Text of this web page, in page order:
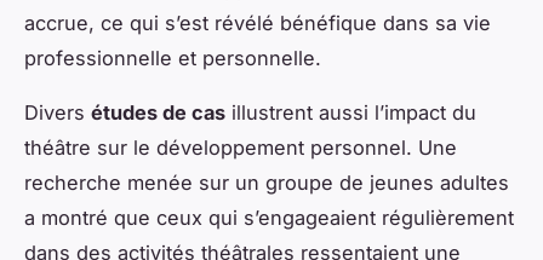
accrue, ce qui s’est révélé bénéfique dans sa vie
professionnelle et personnelle.
Divers études de cas illustrent aussi l’impact du
théâtre sur le développement personnel. Une
recherche menée sur un groupe de jeunes adultes
a montré que ceux qui s’engageaient régulièrement
dans des activités théâtrales ressentaient une